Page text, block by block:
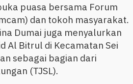
puasa bersama Forum
dan tokoh masyarakat.
Dumai juga menyalurkan
Al Bitrul di Kecamatan Sei
sebagai bagian dari
(TJSL).